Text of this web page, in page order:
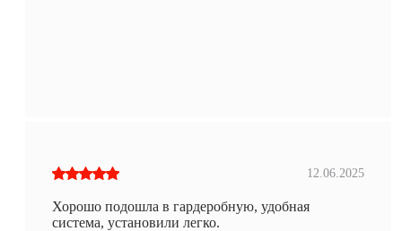
12.06.2025
Хорошо подошла в гардеробную, удобная
система, установили легко.